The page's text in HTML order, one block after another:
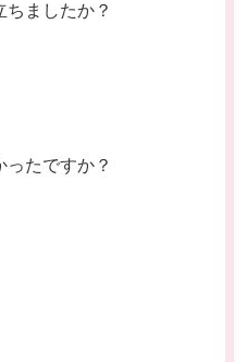
ちましたか？
ったですか？